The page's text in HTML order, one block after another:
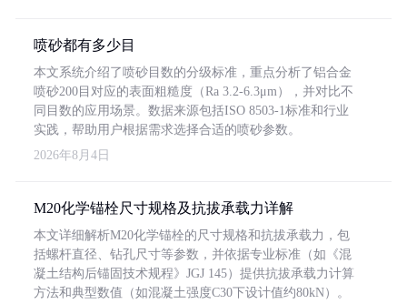
喷砂都有多少目
本文系统介绍了喷砂目数的分级标准，重点分析了铝合金
喷砂200目对应的表面粗糙度（Ra 3.2-6.3μm），并对比不
同目数的应用场景。数据来源包括ISO 8503-1标准和行业
实践，帮助用户根据需求选择合适的喷砂参数。
2026年8月4日
M20化学锚栓尺寸规格及抗拔承载力详解
本文详细解析M20化学锚栓的尺寸规格和抗拔承载力，包
括螺杆直径、钻孔尺寸等参数，并依据专业标准（如《混
凝土结构后锚固技术规程》JGJ 145）提供抗拔承载力计算
方法和典型数值（如混凝土强度C30下设计值约80kN）。